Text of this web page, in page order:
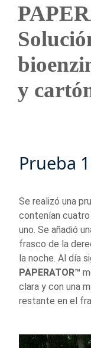
y
Prueba
Se realizó una
contenían cuatro
uno. Se añadió
frasco de la
la noche. Al día
PAPERATOR™
clara y con una
restante en el